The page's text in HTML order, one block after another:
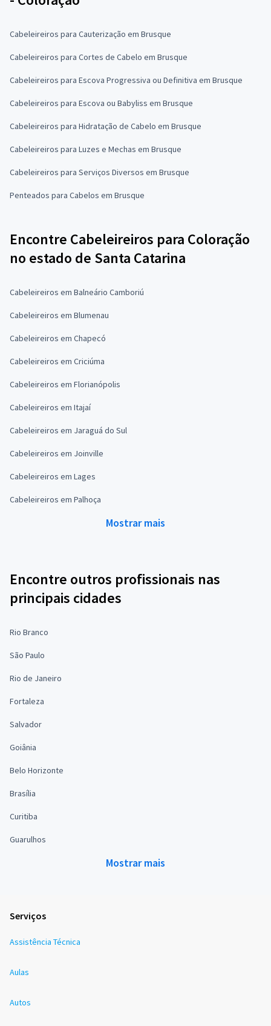
Cabeleireiros para Cauterização em Brusque
Cabeleireiros para Cortes de Cabelo em Brusque
Cabeleireiros para Escova Progressiva ou Definitiva em Brusque
Cabeleireiros para Escova ou Babyliss em Brusque
Cabeleireiros para Hidratação de Cabelo em Brusque
Cabeleireiros para Luzes e Mechas em Brusque
Cabeleireiros para Serviços Diversos em Brusque
Penteados para Cabelos em Brusque
Encontre Cabeleireiros para Coloração
no estado de Santa Catarina
Cabeleireiros em Balneário Camboriú
Cabeleireiros em Blumenau
Cabeleireiros em Chapecó
Cabeleireiros em Criciúma
Cabeleireiros em Florianópolis
Cabeleireiros em Itajaí
Cabeleireiros em Jaraguá do Sul
Cabeleireiros em Joinville
Cabeleireiros em Lages
Cabeleireiros em Palhoça
Mostrar mais
Encontre outros profissionais nas
principais cidades
Rio Branco
São Paulo
Rio de Janeiro
Fortaleza
Salvador
Goiânia
Belo Horizonte
Brasília
Curitiba
Guarulhos
Mostrar mais
Serviços
Assistência Técnica
Aulas
Autos